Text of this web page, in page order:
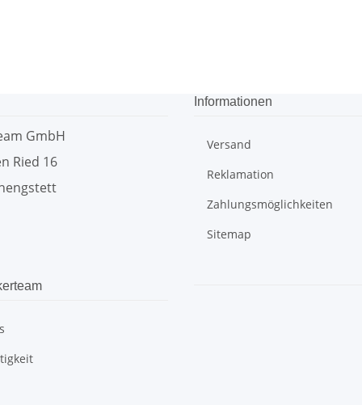
GmbH
Ried 16
Informationen
Versand
Reklamation
Zahlungsmöglichkeiten
Sitemap